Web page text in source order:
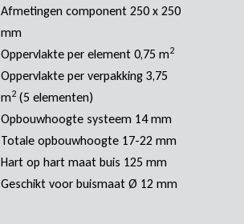
Afmetingen component 250 x 250
mm
Oppervlakte per element 0,75 m2
Oppervlakte per verpakking 3,75
m2(5 elementen)
Opbouwhoogte systeem 14 mm
Totale opbouwhoogte 17-22 mm
Hart op hart maat buis 125 mm
Geschikt voor buismaat Ø 12 mm